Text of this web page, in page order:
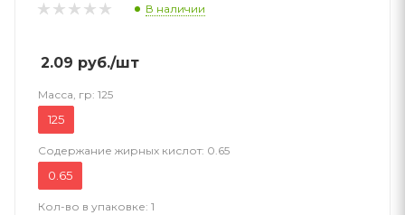
В наличии
2.09 руб./шт
Масса, гр: 125
125
Содержание жирных кислот: 0.65
0.65
Кол-во в упаковке: 1